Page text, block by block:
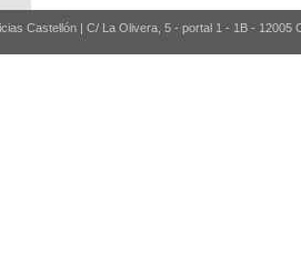
Castellón | C/ La Olivera, 5 - portal 1 - 1B - 12005